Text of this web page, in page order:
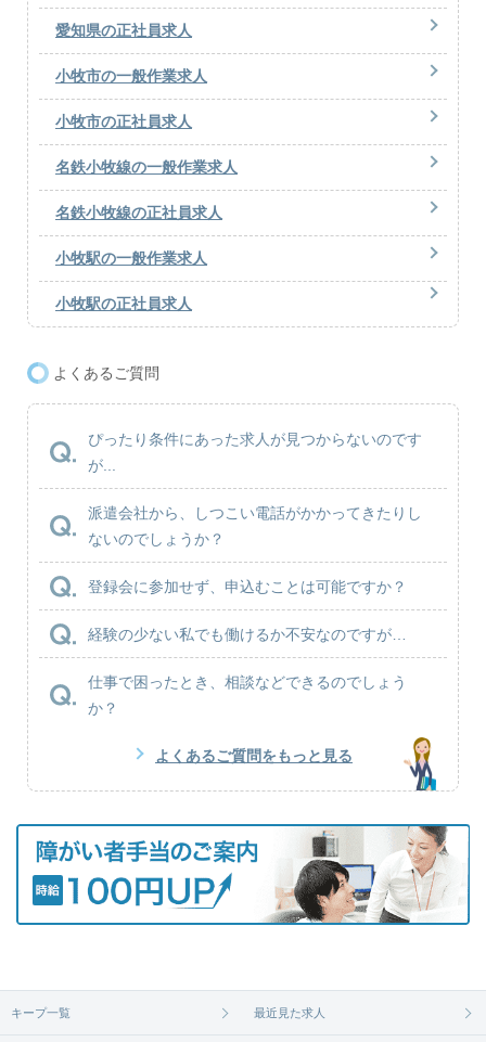
愛知県の正社員求人
小牧市の一般作業求人
小牧市の正社員求人
名鉄小牧線の一般作業求人
名鉄小牧線の正社員求人
小牧駅の一般作業求人
小牧駅の正社員求人
よくあるご質問
ぴったり条件にあった求人が見つからないのです
が...
派遣会社から、しつこい電話がかかってきたりし
ないのでしょうか？
登録会に参加せず、申込むことは可能ですか？
経験の少ない私でも働けるか不安なのですが…
仕事で困ったとき、相談などできるのでしょう
か？
よくあるご質問をもっと見る
キープ一覧 最近見た求人